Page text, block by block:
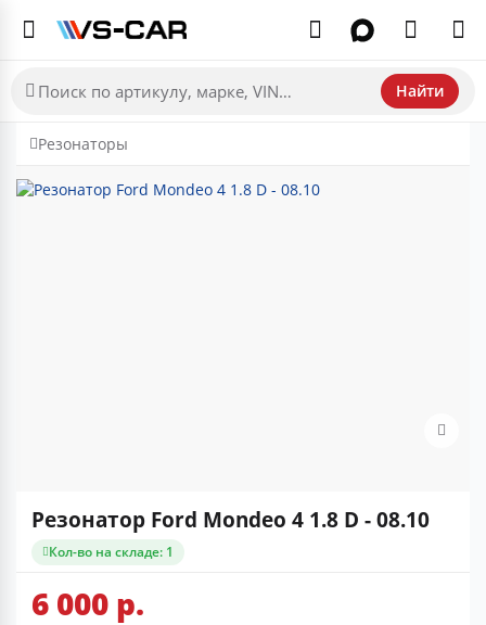
Найти
Резонаторы
Резонатор Ford Mondeo 4 1.8 D - 08.10
Кол-во на складе: 1
6 000 р.